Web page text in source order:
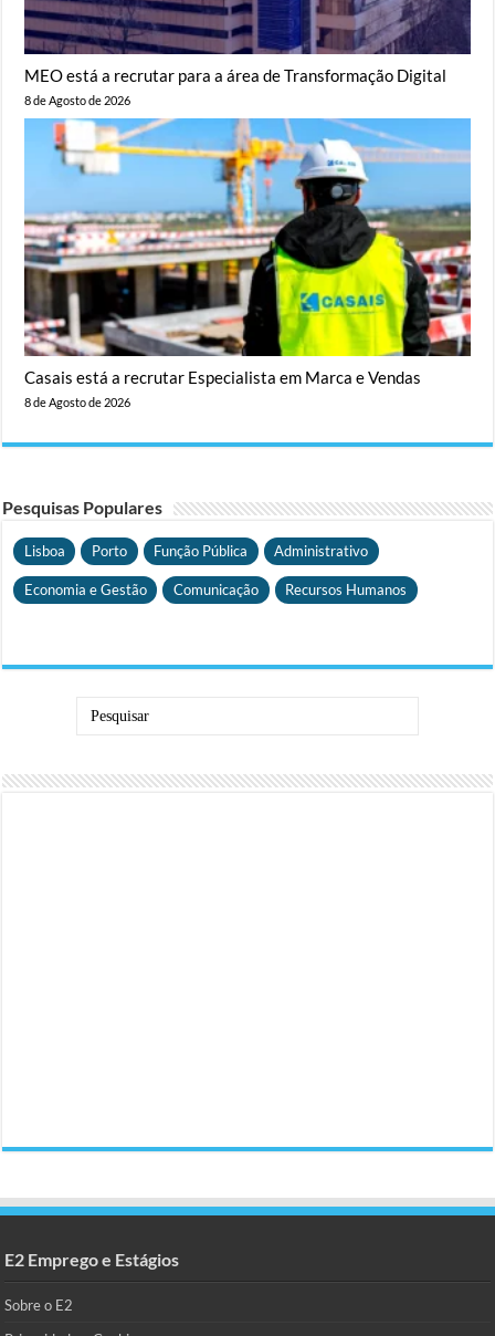
MEO está a recrutar para a área de Transformação Digital
8 de Agosto de 2026
Casais está a recrutar Especialista em Marca e Vendas
8 de Agosto de 2026
Pesquisas Populares
Lisboa Porto Função Pública Administrativo
Economia e Gestão Comunicação Recursos Humanos
E2 Emprego e Estágios
Sobre o E2